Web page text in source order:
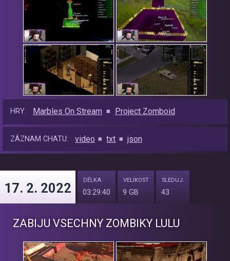
HRY: Marbles On Stream Project Zomboid
ZÁZNAM CHATU: video txt json
17. 2. 2022
DÉLKA
03:29:40
VELIKOST
9 GB
SLEDUJ.
43
ZABIJU VSECHNY ZOMBIKY LULU